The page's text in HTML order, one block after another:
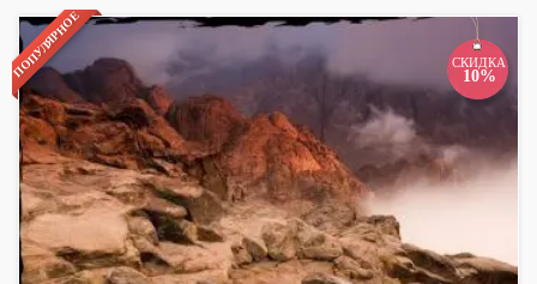
ПОПУЛЯРНОЕ СКИДКА
10%